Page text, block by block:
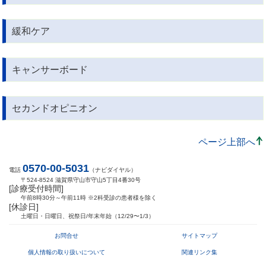
緩和ケア
キャンサーボード
セカンドオピニオン
ページ上部へ
電話 0570-00-5031 （ナビダイヤル）
〒524-8524 滋賀県守山市守山5丁目4番30号
[診療受付時間]
午前8時30分～午前11時 ※2科受診の患者様を除く
[休診日]
土曜日・日曜日、祝祭日/年末年始（12/29〜1/3）
お問合せ サイトマップ
個人情報の取り扱いについて 関連リンク集